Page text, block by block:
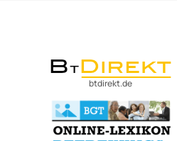
btdirekt.de